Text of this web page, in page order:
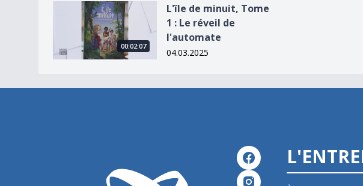
L&#039;île de minuit, Tome 1 : Le réveil de l&#039;automate
00:02:07
L'île de minuit, Tome
1 : Le réveil de
l'automate
04.03.2025